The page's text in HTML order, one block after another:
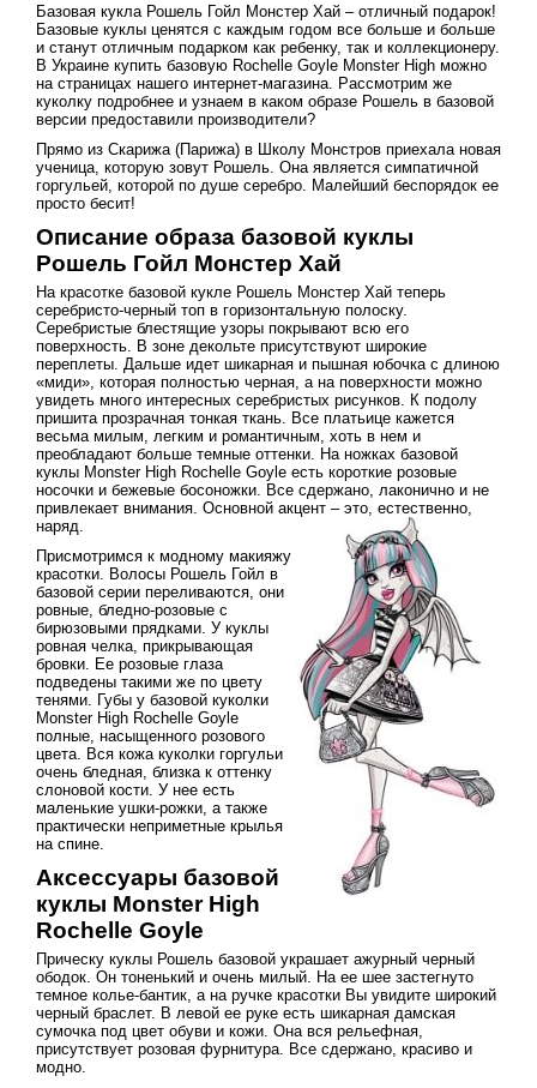
Базовая кукла Рошель Гойл Монстер Хай – отличный подарок!
Базовые куклы ценятся с каждым годом все больше и больше
и станут отличным подарком как ребенку, так и коллекционеру.
В Украине купить базовую Rochelle Goyle Monster High можно
на страницах нашего интернет-магазина. Рассмотрим же
куколку подробнее и узнаем в каком образе Рошель в базовой
версии предоставили производители?
Прямо из Скарижа (Парижа) в Школу Монстров приехала новая
ученица, которую зовут Рошель. Она является симпатичной
горгульей, которой по душе серебро. Малейший беспорядок ее
просто бесит!
Описание образа базовой куклы
Рошель Гойл Монстер Хай
На красотке базовой кукле Рошель Монстер Хай теперь
серебристо-черный топ в горизонтальную полоску.
Серебристые блестящие узоры покрывают всю его
поверхность. В зоне декольте присутствуют широкие
переплеты. Дальше идет шикарная и пышная юбочка с длиною
«миди», которая полностью черная, а на поверхности можно
увидеть много интересных серебристых рисунков. К подолу
пришита прозрачная тонкая ткань. Все платьице кажется
весьма милым, легким и романтичным, хоть в нем и
преобладают больше темные оттенки. На ножках базовой
куклы Monster High Rochelle Goyle есть короткие розовые
носочки и бежевые босоножки. Все сдержано, лаконично и не
привлекает внимания. Основной акцент – это, естественно,
наряд.
Присмотримся к модному макияжу
красотки. Волосы Рошель Гойл в
базовой серии переливаются, они
ровные, бледно-розовые с
бирюзовыми прядками. У куклы
ровная челка, прикрывающая
бровки. Ее розовые глаза
подведены такими же по цвету
тенями. Губы у базовой куколки
Monster High Rochelle Goyle
полные, насыщенного розового
цвета. Вся кожа куколки горгульи
очень бледная, близка к оттенку
слоновой кости. У нее есть
маленькие ушки-рожки, а также
практически неприметные крылья
на спине.
Аксессуары базовой
куклы Monster High
Rochelle Goyle
Прическу куклы Рошель базовой украшает ажурный черный
ободок. Он тоненький и очень милый. На ее шее застегнуто
темное колье-бантик, а на ручке красотки Вы увидите широкий
черный браслет. В левой ее руке есть шикарная дамская
сумочка под цвет обуви и кожи. Она вся рельефная,
присутствует розовая фурнитура. Все сдержано, красиво и
модно.